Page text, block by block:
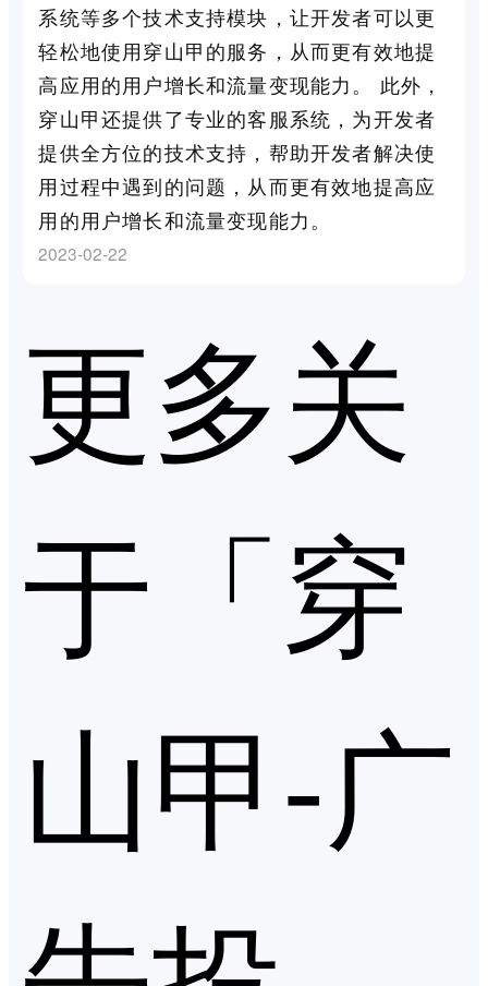
系统等多个技术支持模块，让开发者可以更
轻松地使用穿山甲的服务，从而更有效地提
高应用的用户增长和流量变现能力。 此外，
穿山甲还提供了专业的客服系统，为开发者
提供全方位的技术支持，帮助开发者解决使
用过程中遇到的问题，从而更有效地提高应
用的用户增长和流量变现能力。
2023-02-22
更多关
于「穿
山甲-广